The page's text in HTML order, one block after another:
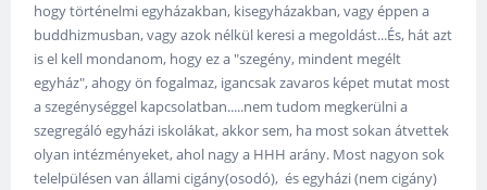
hogy történelmi egyházakban, kisegyházakban, vagy éppen a
buddhizmusban, vagy azok nélkül keresi a megoldást...És, hát azt
is el kell mondanom, hogy ez a "szegény, mindent megélt
egyház", ahogy ön fogalmaz, igancsak zavaros képet mutat most
a szegénységgel kapcsolatban.....nem tudom megkerülni a
szegregáló egyházi iskolákat, akkor sem, ha most sokan átvettek
olyan intézményeket, ahol nagy a HHH arány. Most nagyon sok
telelpülésen van állami cigány(osodó), és egyházi (nem cigány)